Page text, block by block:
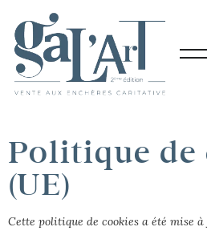
Politique de
(UE)
Cette politique de cookies a été mise